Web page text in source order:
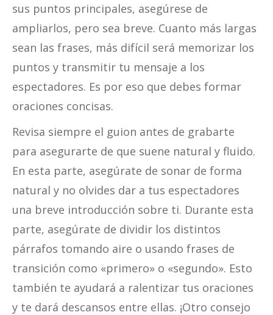
sus puntos principales, asegúrese de
ampliarlos, pero sea breve. Cuanto más largas
sean las frases, más difícil será memorizar los
puntos y transmitir tu mensaje a los
espectadores. Es por eso que debes formar
oraciones concisas.
Revisa siempre el guion antes de grabarte
para asegurarte de que suene natural y fluido.
En esta parte, asegúrate de sonar de forma
natural y no olvides dar a tus espectadores
una breve introducción sobre ti. Durante esta
parte, asegúrate de dividir los distintos
párrafos tomando aire o usando frases de
transición como «primero» o «segundo». Esto
también te ayudará a ralentizar tus oraciones
y te dará descansos entre ellas. ¡Otro consejo